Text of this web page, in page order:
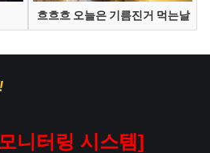
흐흐흐 오늘은 기름진거 먹는날
니터링 시스템]